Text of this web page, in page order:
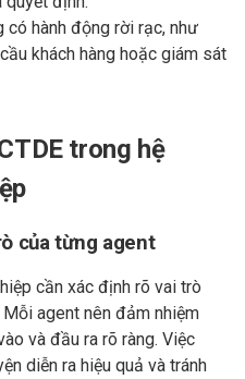
có hành động rời rạc, như
khách hàng hoặc giám sát
trong hệ
của từng agent
cần xác định rõ vai trò
agent nên đảm nhiệm
và đầu ra rõ ràng. Việc
diễn ra hiệu quả và tránh